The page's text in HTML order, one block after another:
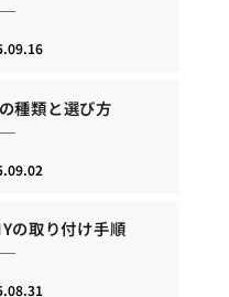
種類と選び方
の取り付け手順